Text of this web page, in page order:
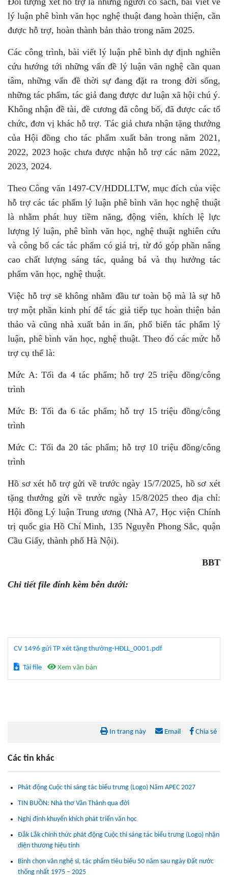
lý luận phê bình văn học nghệ thuật đang hoàn thiện, cần
được hỗ trợ, hoàn thành bản thảo trong năm 2025.
Các công trình, bài viết lý luận phê bình dự định nghiên
cứu hướng tới những vấn đề lý luận văn nghệ cần quan
tâm, những vấn đề thời sự đang đặt ra trong đời sống,
những tác phẩm, tác giả đang được dư luận xã hội chú ý.
Không nhận đề tài, đề cương đã công bố, đã được các tổ
chức, đơn vị khác hỗ trợ. Tác giả chưa nhận tặng thưởng
của Hội đồng cho tác phẩm xuất bản trong năm 2021,
2022, 2023 hoặc chưa được nhận hỗ trợ các năm 2022,
2023, 2024.
Theo Công văn 1497-CV/HDDLLTW, mục đích của việc
hỗ trợ các tác phẩm lý luận phê bình văn học nghệ thuật
là nhằm phát huy tiềm năng, động viên, khích lệ lực
lượng lý luận, phê bình văn học, nghệ thuật nghiên cứu
và công bố các tác phẩm có giá trị, từ đó góp phần nâng
cao chất lượng sáng tác, quảng bá và thụ hưởng tác
phẩm văn học, nghệ thuật.
Việc hỗ trợ sẽ không nhằm đầu tư toàn bộ mà là sự hỗ
trợ một phần kinh phí để tác giả tiếp tục hoàn thiện bản
thảo và cũng nhà xuất bản in ấn, phổ biến tác phẩm lý
luận, phê bình văn học, nghệ thuật. Theo đó các mức hỗ
trợ cụ thể là:
Mức A: Tối đa 4 tác phẩm; hỗ trợ 25 triệu đồng/công
trình
Mức B: Tối đa 6 tác phẩm; hỗ trợ 15 triệu đồng/công
trình
Mức C: Tối đa 20 tác phẩm; hỗ trợ 10 triệu đồng/công
trình
Hồ sơ xét hỗ trợ gửi về trước ngày 15/7/2025, hồ sơ xét
tặng thưởng gửi về trước ngày 15/8/2025 theo địa chỉ:
Hội đồng Lý luận Trung ương (Nhà A7, Học viện Chính
trị quốc gia Hồ Chí Minh, 135 Nguyễn Phong Sắc, quận
Cầu Giấy, thành phố Hà Nội).
BBT
Chi tiết file đính kèm bên dưới:
CV 1496 gửi TP xét tặng thưởng-HĐLL_0001.pdf
Tải file Xem văn bản
In trang này Email Chia sẻ
Các tin khác
Phát động Cuộc thi sáng tác biểu trưng (Logo) Năm APEC 2027
TIN BUỒN: Nhà thơ Văn Thảnh qua đời
Nghị định khuyến khích phát triển văn học
Đắk Lắk chính thức phát động Cuộc thi sáng tác biểu trưng (Logo) nhận
diện thương hiệu tỉnh
Bình chọn văn nghệ sĩ, tác phẩm tiêu biểu 50 năm sau ngày Đất nước
thống nhất 1975 – 2025